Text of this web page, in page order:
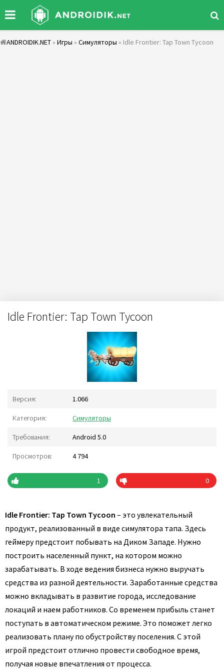
ANDROIDIK.NET » Игры » Симуляторы » Idle Frontier: Tap Town Tycoon
Idle Frontier: Tap Town Tycoon
Версия: 1.066
Категория: Симуляторы
Требования: Android 5.0
Просмотров: 4 794
1 0
Idle Frontier: Tap Town Tycoon – это увлекательный
продукт, реализованный в виде симулятора тапа. Здесь
геймеру предстоит побывать на Диком Западе. Нужно
построить населенный пункт, на котором можно
зарабатывать. В ходе ведения бизнеса нужно выручать
средства из разной деятельности. Заработанные средства
можно вкладывать в развитие города, исследование
локаций и наем работников. Со временем прибыль станет
поступать в автоматическом режиме. Это поможет легко
реализовать плану по обустройству поселения. С этой
игрой предстоит отлично провести свободное время,
получая новые впечатления от процесса.